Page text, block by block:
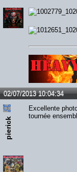
Lien :http://
02/07/2013 10:04:34
pierick
Excellente
tournée